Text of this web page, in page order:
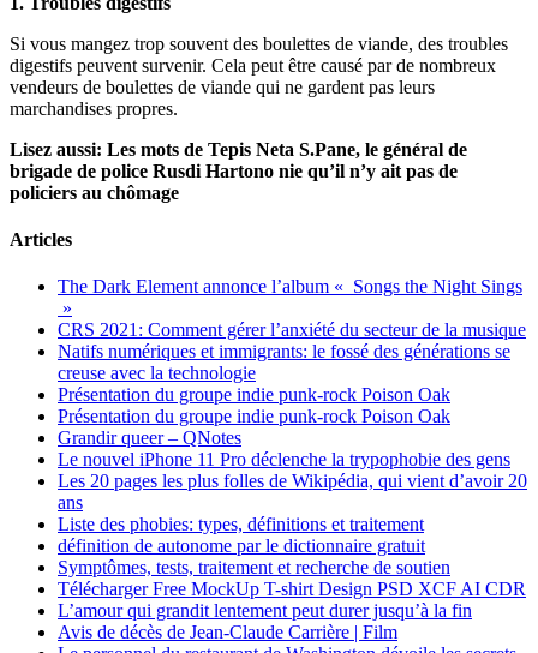
Si vous mangez trop souvent des boulettes de viande, des troubles
digestifs peuvent survenir. Cela peut être causé par de nombreux
vendeurs de boulettes de viande qui ne gardent pas leurs
marchandises propres.
Lisez aussi: Les mots de Tepis Neta S.Pane, le général de
brigade de police Rusdi Hartono nie qu’il n’y ait pas de
policiers au chômage
Articles
The Dark Element annonce l’album « Songs the Night Sings
»
CRS 2021: Comment gérer l’anxiété du secteur de la musique
Natifs numériques et immigrants: le fossé des générations se
creuse avec la technologie
Présentation du groupe indie punk-rock Poison Oak
Présentation du groupe indie punk-rock Poison Oak
Grandir queer – QNotes
Le nouvel iPhone 11 Pro déclenche la trypophobie des gens
Les 20 pages les plus folles de Wikipédia, qui vient d’avoir 20
ans
Liste des phobies: types, définitions et traitement
définition de autonome par le dictionnaire gratuit
Symptômes, tests, traitement et recherche de soutien
Télécharger Free MockUp T-shirt Design PSD XCF AI CDR
L’amour qui grandit lentement peut durer jusqu’à la fin
Avis de décès de Jean-Claude Carrière | Film